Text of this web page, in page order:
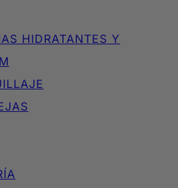
HIDRATANTES Y